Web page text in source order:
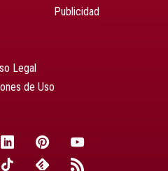
Publicidad
Legal
de Uso